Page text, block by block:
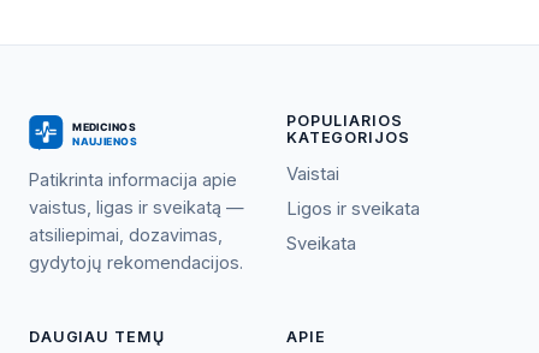
Patikrinta informacija apie
vaistus, ligas ir sveikatą —
atsiliepimai, dozavimas,
gydytojų rekomendacijos.
POPULIARIOS
KATEGORIJOS
Vaistai
Ligos ir sveikata
Sveikata
DAUGIAU TEMŲ APIE